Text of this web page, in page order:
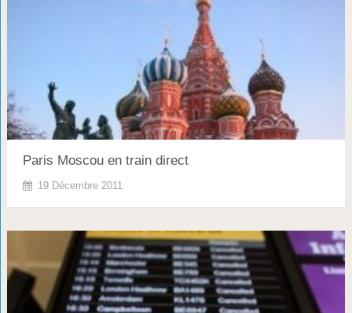
Paris Moscou en train direct
19 Décembre 2011